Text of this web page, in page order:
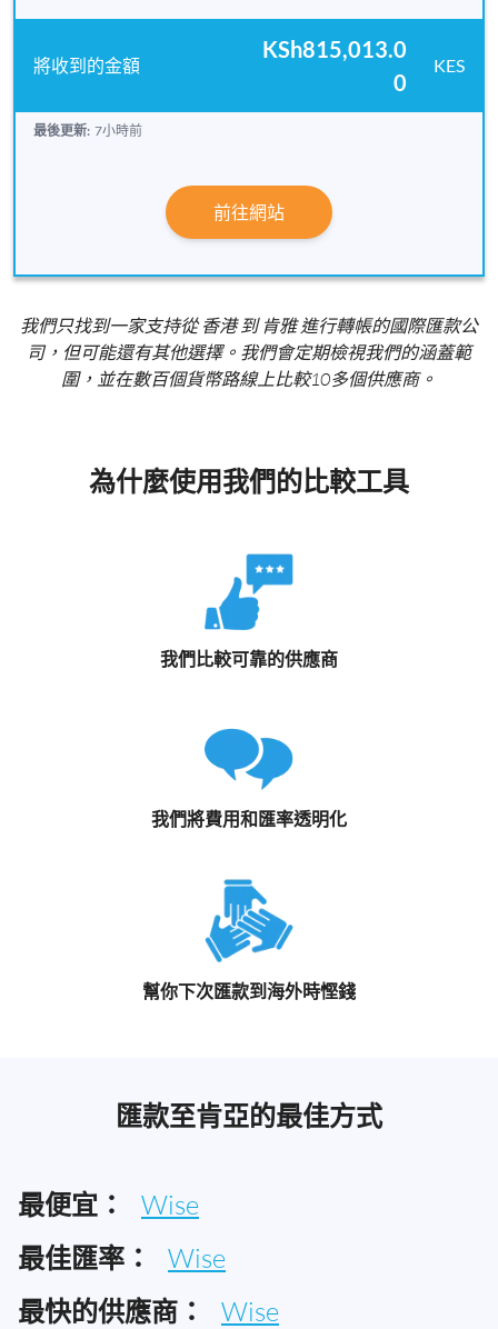
KSh815,013.0
0
KES
最後更新: 7小時前
前往網站
我們只找到一家支持從 香港 到 肯雅 進行轉帳的國際匯款公
司，但可能還有其他選擇。我們會定期檢視我們的涵蓋範
圍，並在數百個貨幣路線上比較10多個供應商。
為什麼使用我們的比較工具
我們比較可靠的供應商
我們將費用和匯率透明化
幫你下次匯款到海外時慳錢
匯款至肯亞的最佳方式
最便宜： Wise
最佳匯率： Wise
最快的供應商： Wise